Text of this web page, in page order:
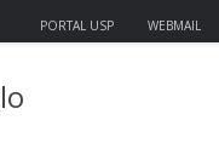
PORTAL USP WEBMAIL